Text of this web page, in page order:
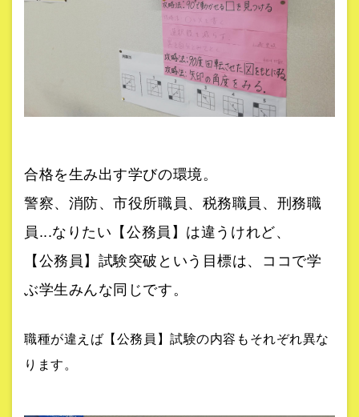
合格を生み出す学びの環境。
警察、消防、市役所職員、税務職員、刑務職
員...なりたい【公務員】は違うけれど、
【公務員】試験突破という目標は、ココで学
ぶ学生みんな同じです。
職種が違えば【公務員】試験の内容もそれぞれ異な
ります。